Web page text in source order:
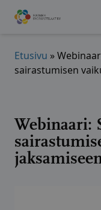
Hyppää
sisältöön
Etusivu »
sairastumisen
Webinaari: